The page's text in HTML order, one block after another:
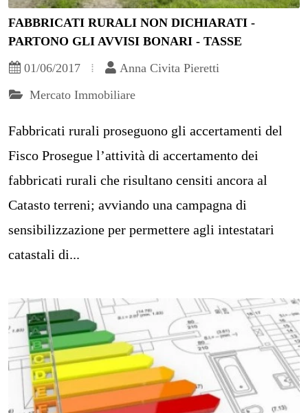
FABBRICATI RURALI NON DICHIARATI -
PARTONO GLI AVVISI BONARI - TASSE
01/06/2017
Anna Civita Pieretti
Mercato Immobiliare
Fabbricati rurali proseguono gli accertamenti del
Fisco Prosegue l’attività di accertamento dei
fabbricati rurali che risultano censiti ancora al
Catasto terreni; avviando una campagna di
sensibilizzazione per permettere agli intestatari
catastali di...